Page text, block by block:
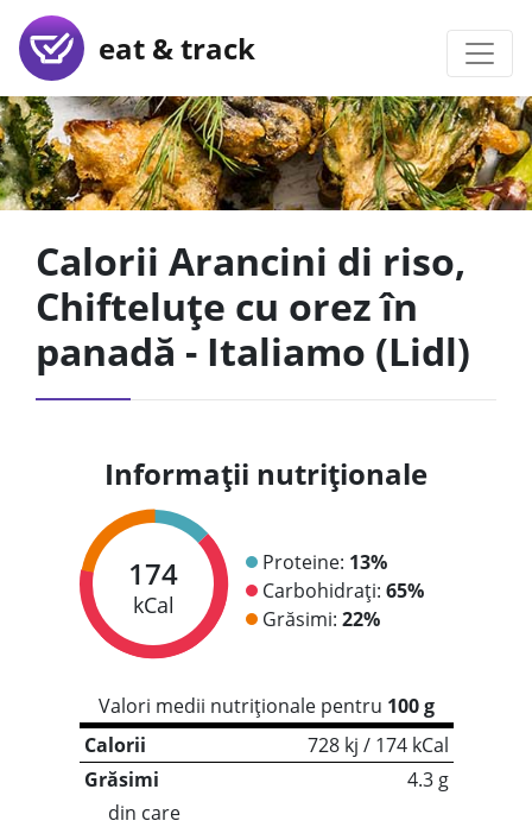
eat & track
Calorii Arancini di riso,
Chifteluțe cu orez în
panadă - Italiamo (Lidl)
Informații nutriționale
174
kCal
Proteine: 13%
Carbohidrați: 65%
Grăsimi: 22%
Valori medii nutriționale pentru 100 g
Calorii
728 kj / 174 kCal
Grăsimi
4.3 g
din care